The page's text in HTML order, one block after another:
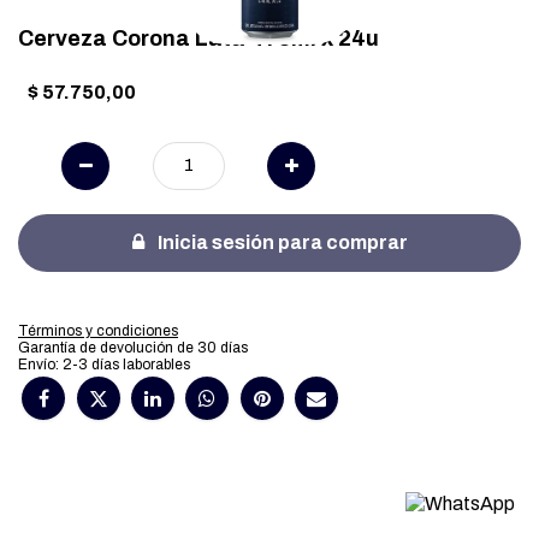
Cerveza Corona Lata 473ml x 24u
$ 57.750,00
Inicia sesión para comprar
Términos y condiciones
Garantía de devolución de 30 días
Envío: 2-3 días laborables